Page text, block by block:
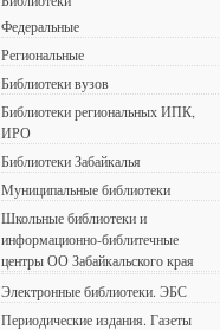
Федеральные
Региональные
Библиотеки вузов
Библиотеки региональных ИПК,
ИРО
Библиотеки Забайкалья
Муниципальные библиотеки
Школьные библиотеки и
информационно-библитечные
центры ОО Забайкальского края
Электронные библиотеки. ЭБС
Периодические издания. Газеты